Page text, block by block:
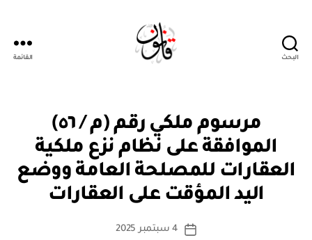
البحث القائمة
التصنيفات
مل
مرسوم ملكي رقم (م / ٥٦)
الموافقة على نظام نزع ملكية
العقارات للمصلحة العامة ووضع
اليد المؤقت على العقارات
كاتب
س
ة
تاريخ
4 سبتمبر 2025